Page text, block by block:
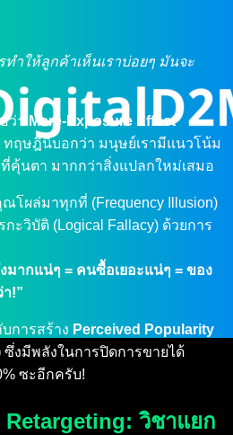
ทำให้ลูกค้าเห็นเราบ่อยๆ มันจะ
ว่า
Mere-Exposure Effect
ทฤษฎีนี้บอกว่า มนุษย์เรามีแนวโน้ม
ที่คุ้นตา มากกว่าสิ่งแปลกใหม่เสมอ
โผล่มาทุกที่ (Frequency Illusion)
ะวิบัติ (Logical Fallacy) ด้วยการ
มากแน่ๆ = คนซื้อเยอะแน่ๆ = ของ
!”
การสร้าง Perceived Popularity
ซึ่งมีพลังในการปิดการขายได้
ซะอีกครับ!
วิชาแยก